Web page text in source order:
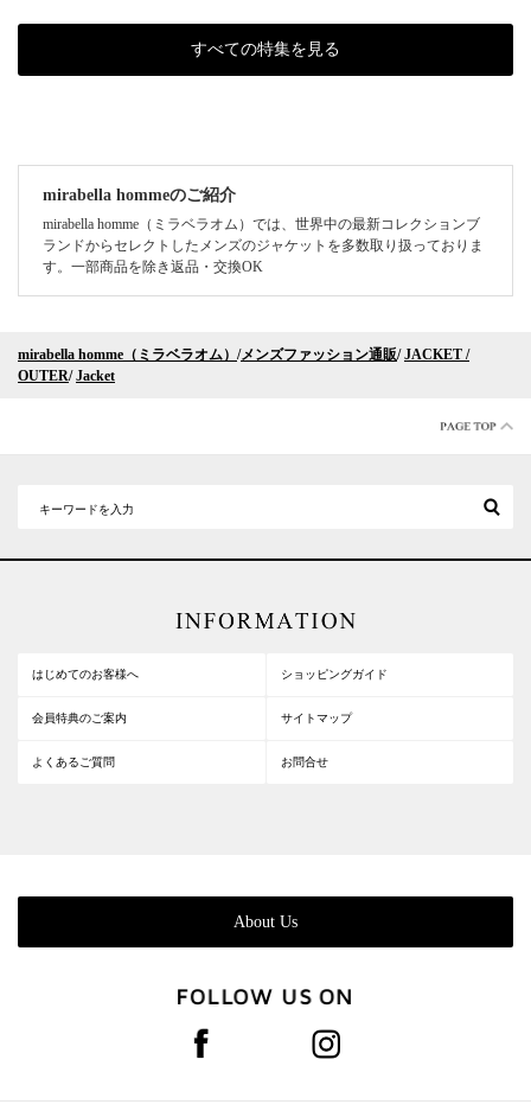
すべての特集を見る
mirabella hommeのご紹介
mirabella homme（ミラベラオム）では、世界中の最新コレクションブ
ランドからセレクトしたメンズのジャケットを多数取り扱っておりま
す。一部商品を除き返品・交換OK
mirabella homme（ミラベラオム） /メンズファッション通販/JACKET /
OUTER/Jacket
はじめてのお客様へ ショッピングガイド
会員特典のご案内 サイトマップ
よくあるご質問 お問合せ
About Us